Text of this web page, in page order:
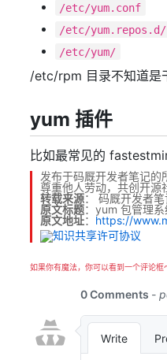
/etc/yum.conf
/etc/yum.repos.d/
/etc/yum/
/etc/rpm 目录不知道是
yum 插件
比如最常见的
发布于码厩开发者笔记的
尊重他人劳动，共创开源
转载来源： 码厩开发者笔
原文标题：yum 包管理系
原文地址： https://
如果你有魔法，你可以看到一个评论框